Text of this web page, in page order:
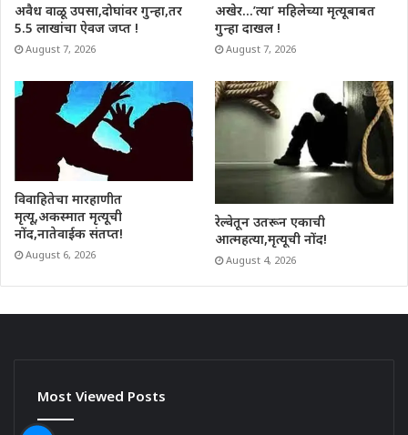
अवैध वाळू उपसा,दोघांवर गुन्हा,तर
5.5 लाखांचा ऐवज जप्त !
August 7, 2026
अखेर…’त्या’ महिलेच्या मृत्यूबाबत
गुन्हा दाखल !
August 7, 2026
विवाहितेचा मारहाणीत
मृत्यू,अकस्मात मृत्यूची
नोंद,नातेवाईक संतप्त!
August 6, 2026
रेल्वेतून उतरून एकाची
आत्महत्या,मृत्यूची नोंद!
August 4, 2026
Most Viewed Posts